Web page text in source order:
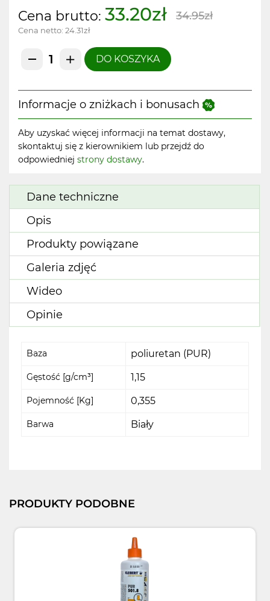
Cena brutto: 33.20zł 34.95zł
Cena netto: 24.31zł
DO KOSZYKA
Informacje o zniżkach i bonusach
Aby uzyskać więcej informacji na temat dostawy,
skontaktuj się z kierownikiem lub przejdź do
odpowiedniej strony dostawy.
Dane techniczne
Opis
Produkty powiązane
Galeria zdjęć
Wideo
Opinie
Baza poliuretan (PUR)
Gęstość [g/cm³] 1,15
Pojemność [Kg] 0,355
Barwa Biały
PRODUKTY PODOBNE